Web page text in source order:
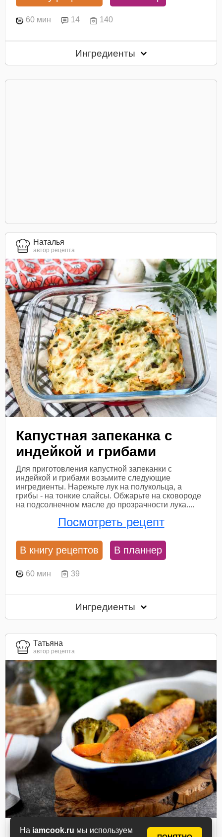
На iamcook.ru мы используем
60 мин 14 140
Ингредиенты
Наталья
автор рецепта
Капустная запеканка с
индейкой и грибами
Для приготовления капустной запеканки с
индейкой и грибами возьмите следующие
ингредиенты. Нарежьте лук на полукольца, а
грибы - на тонкие слайсы. Обжарьте на сковороде
на подсолнечном масле до прозрачности лука....
Посмотреть рецепт
В книгу рецептов В планнер
60 мин 39
Ингредиенты
Татьяна
автор рецепта